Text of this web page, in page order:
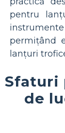
pentru
permițând
lanțuri
Sfaturi
de